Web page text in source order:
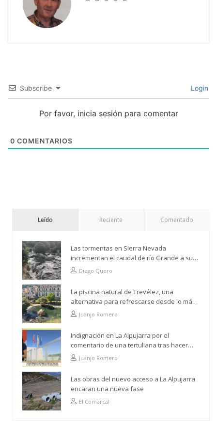
Subscribe Login
Por favor, inicia sesión para comentar
0 COMENTARIOS
Leído Reciente Comentado
Las tormentas en Sierra Nevada
incrementan el caudal de río Grande a su
paso por Trevélez
Diego Quero
La piscina natural de Trevélez, una
alternativa para refrescarse desde lo más
altoJuanjo Romero
Indignación en La Alpujarra por el
comentario de una tertuliana tras hacer
alusión al analfabetismo con la comarca
Juanjo Romero
Las obras del nuevo acceso a La Alpujarra
encaran una nueva fase
El Comarcal